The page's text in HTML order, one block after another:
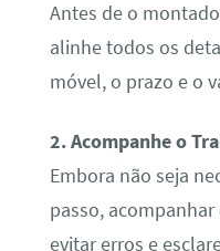
Antes de o
alinhe todos os
móvel, o prazo e o
2. Acompanhe o
Embora não seja
passo,
evitar erros e